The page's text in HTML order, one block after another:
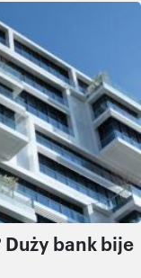
bank bije